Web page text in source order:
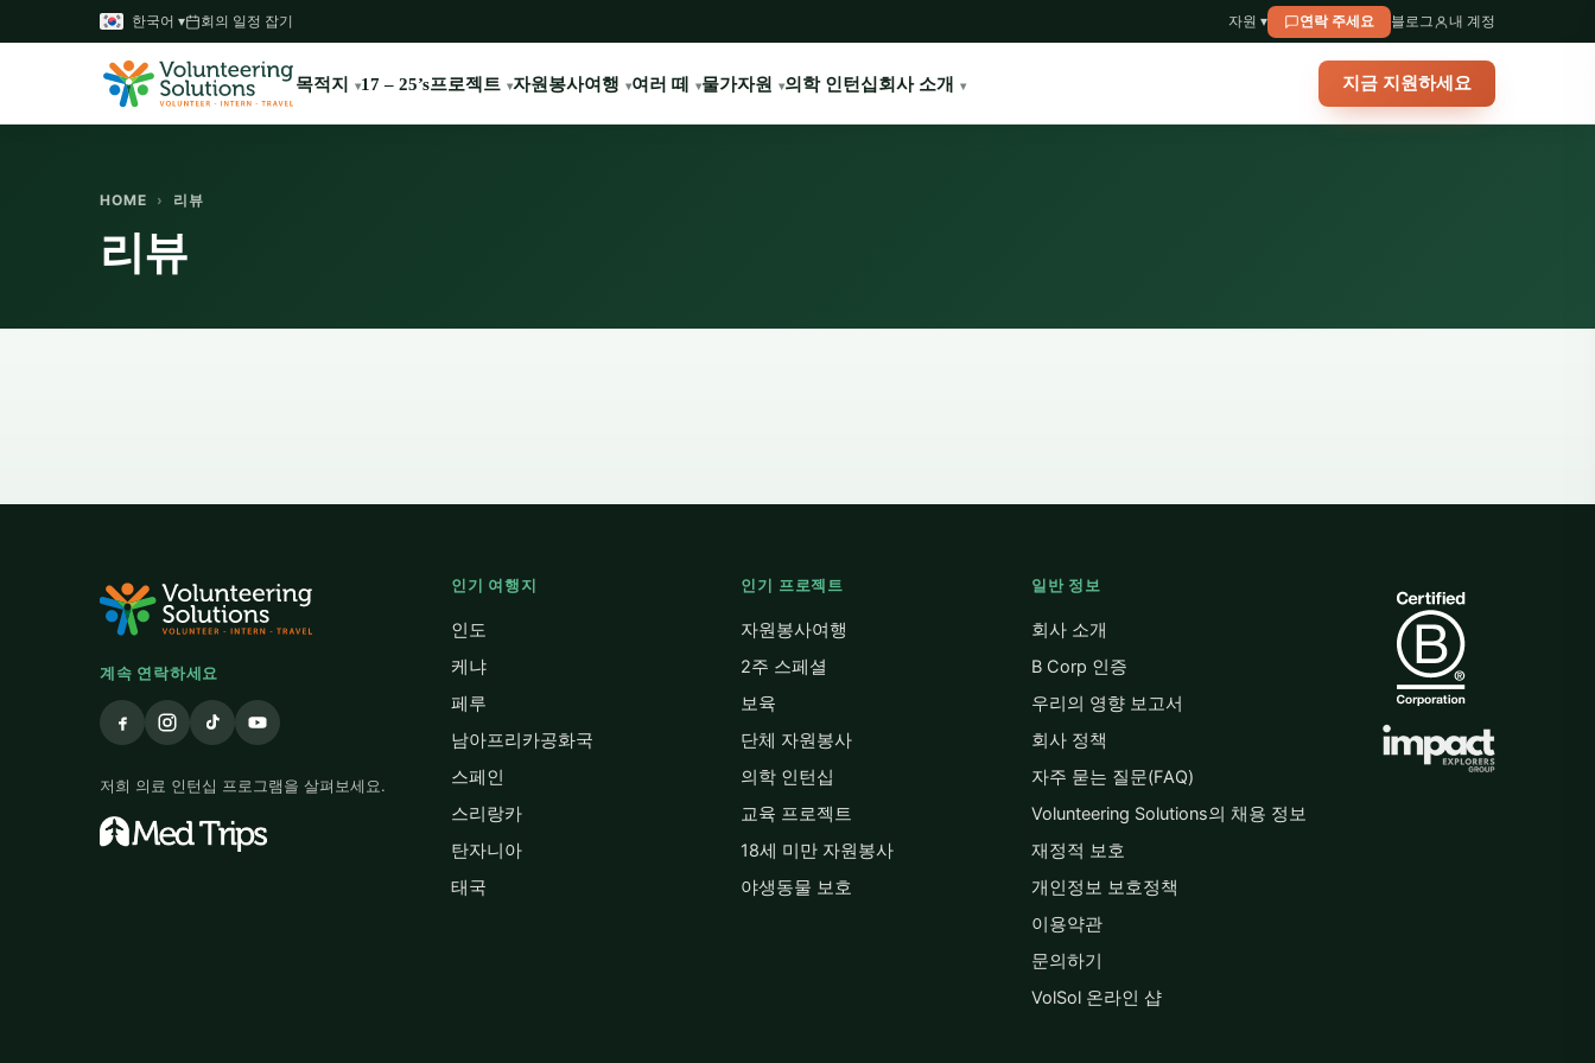
한국어 ▾ 회의 일정 잡기 자원 ▾ 연락 주세요 블로그 내 계정
목적지 17 – 25’s프로젝트 자원봉사여행 여러 떼 물가자원 의학 인턴십회사 소개 지금 지원하세요
HOME › 리뷰
리뷰
계속 연락하세요
저희 의료 인턴십 프로그램을 살펴보세요.
인기 여행지
인도
케냐
페루
남아프리카공화국
스페인
스리랑카
탄자니아
태국
인기 프로젝트
자원봉사여행
2주 스페셜
보육
단체 자원봉사
의학 인턴십
교육 프로젝트
18세 미만 자원봉사
야생동물 보호
일반 정보
회사 소개
B Corp 인증
우리의 영향 보고서
회사 정책
자주 묻는 질문(FAQ)
Volunteering Solutions의 채용 정보
재정적 보호
개인정보 보호정책
이용약관
문의하기
VolSol 온라인 샵